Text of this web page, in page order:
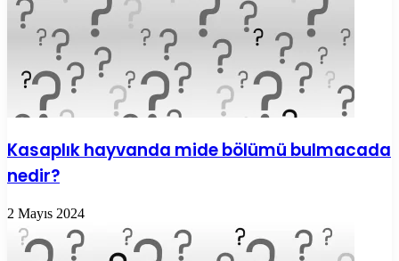
Kasaplık hayvanda mide bölümü bulmacada
nedir?
2 Mayıs 2024